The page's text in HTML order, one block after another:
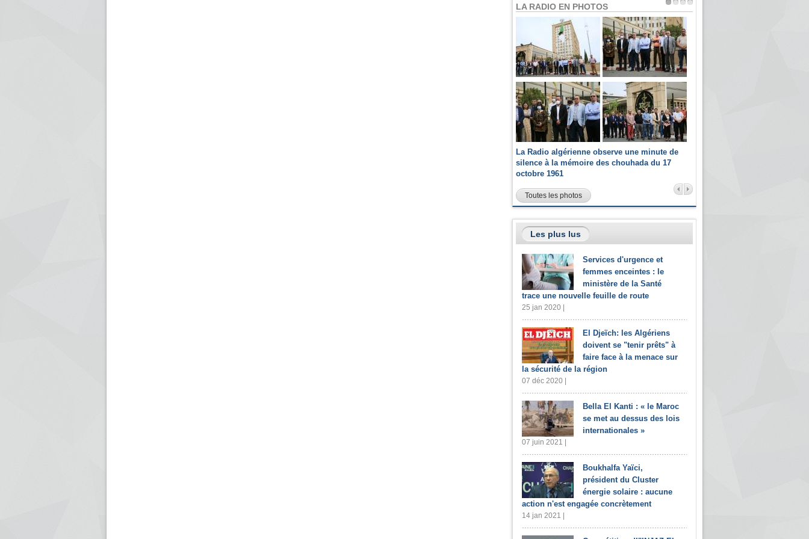
LA RADIO EN PHOTOS
La Radio algérienne observe une minute de
silence à la mémoire des chouhada du 17
octobre 1961
Toutes les photos
Les plus lus
Services d'urgence et
femmes enceintes : le
ministère de la Santé
trace une nouvelle feuille de route
25 jan 2020 |
El Djeïch: les Algériens
doivent se "tenir prêts" à
faire face à la menace sur
la sécurité de la région
07 déc 2020 |
Bella El Kanti : « le Maroc
se met au dessus des lois
internationales »
07 juin 2021 |
Boukhalfa Yaïci,
président du Cluster
énergie solaire : aucune
action n'est engagée concrètement
14 jan 2021 |